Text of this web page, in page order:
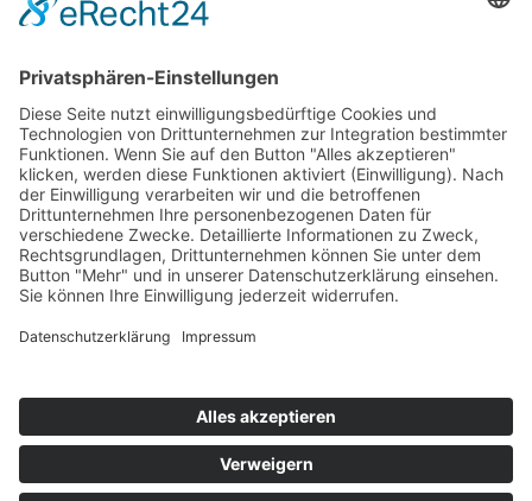
KATEGORIEN
Altersvorsorge
Gerichtsurteile
Gesundheit und Beruf
Haus
KFZ
Recht
Schadenspraxis
Tiere